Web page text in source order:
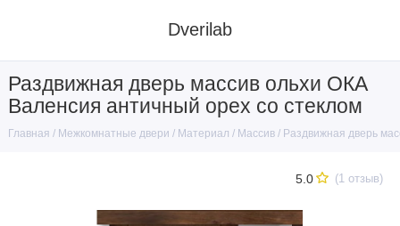
Dverilab
Раздвижная дверь массив ольхи ОКА
Валенсия античный орех со стеклом
Главная Межкомнатные двери Материал Массив Раздвижная дверь
5.0 (1 отзыв)